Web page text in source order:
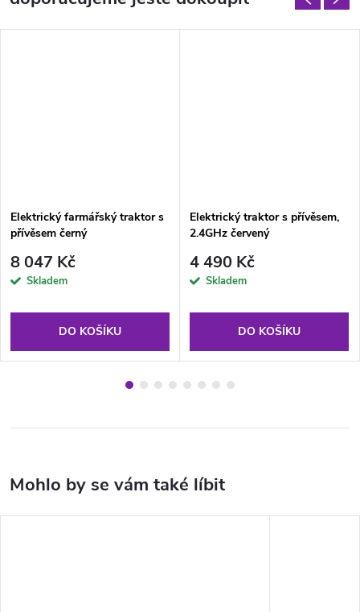
Elektrický farmářský traktor s
přívěsem černý
8 047 Kč
Skladem
DO KOŠÍKU
Elektrický traktor s přívěsem,
2.4GHz červený
4 490 Kč
Skladem
DO KOŠÍKU